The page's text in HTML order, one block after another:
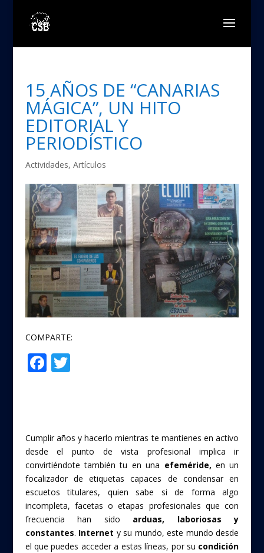
15 AÑOS DE “CANARIAS
MÁGICA”, UN HITO
EDITORIAL Y
PERIODÍSTICO
Actividades, Artículos
COMPARTE:
F
o
o
k
T
Cumplir años y hacerlo mientras te mantienes en activo
desde el punto de vista profesional implica ir
convirtiéndote también tu en una efeméride, en un
focalizador de etiquetas capaces de condensar en
escuetos titulares, quien sabe si de forma algo
incompleta, facetas o etapas profesionales que con
frecuencia han sido arduas, laboriosas y
constantes. Internet y su mundo, este mundo desde
el que puedes acceder a estas líneas, por su condición